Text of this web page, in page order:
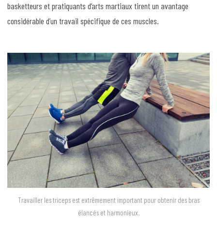
basketteurs et pratiquants d’arts martiaux tirent un avantage
considérable d’un travail spécifique de ces muscles.
Travailler les triceps est extrêmement important pour obtenir des bras
élancés et harmonieux.